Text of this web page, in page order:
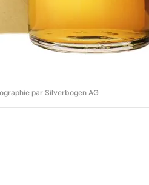
par Silverbogen AG